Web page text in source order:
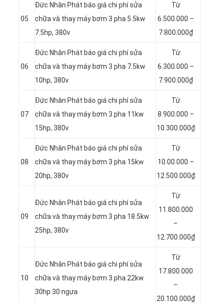
05
Đức Nhân Phát báo giá chi phí sửa
chữa và thay máy bơm 3 pha 5.5kw
7.5hp, 380v
Từ
6.500.000 –
7.800.000₫
06
Đức Nhân Phát báo giá chi phí sửa
chữa và thay máy bơm 3 pha 7.5kw
10hp, 380v
Từ
6.300.000 –
7.900.000₫
07
Đức Nhân Phát báo giá chi phí sửa
chữa và thay máy bơm 3 pha 11kw
15hp, 380v
Từ
8.900.000 –
10.300.000₫
08
Đức Nhân Phát báo giá chi phí sửa
chữa và thay máy bơm 3 pha 15kw
20hp, 380v
Từ
10.00.000 –
12.500.000₫
09
Đức Nhân Phát báo giá chi phí sửa
chữa và thay máy bơm 3 pha 18.5kw
25hp, 380v
Từ
11.800.000
–
12.700.000₫
10
Đức Nhân Phát báo giá chi phí sửa
chữa và thay máy bơm 3 pha 22kw
30hp 30 ngựa
Từ
17.800.000
–
20.100.000₫